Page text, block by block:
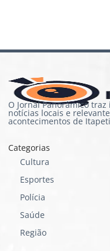
O Jornal Panorâmico
notícias locais e
acontecimentos de
Categorias
Cultura
Esportes
Polícia
Saúde
Região